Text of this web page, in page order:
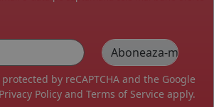
by reCAPTCHA and the Google
Privacy Policy and Terms of Service apply.